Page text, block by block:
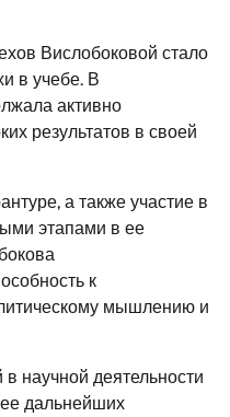
Вислобоковой стало
в учебе. В
активно
результатов в своей
а также участие в
этапами в ее
к
мышлению и
научной деятельности
дальнейших